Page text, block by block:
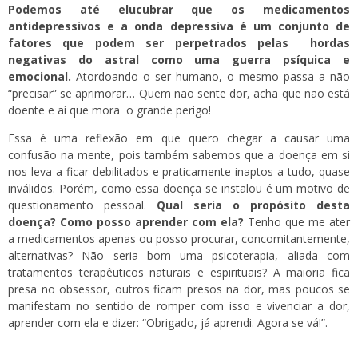
Podemos até elucubrar que os medicamentos
antidepressivos e a onda depressiva é um conjunto de
fatores que podem ser perpetrados pelas hordas
negativas do astral como uma guerra psíquica e
emocional. Atordoando o ser humano, o mesmo passa a não
“precisar” se aprimorar… Quem não sente dor, acha que não está
doente e aí que mora o grande perigo!
Essa é uma reflexão em que quero chegar a causar uma
confusão na mente, pois também sabemos que a doença em si
nos leva a ficar debilitados e praticamente inaptos a tudo, quase
inválidos. Porém, como essa doença se instalou é um motivo de
questionamento pessoal. Qual seria o propósito desta
doença? Como posso aprender com ela? Tenho que me ater
a medicamentos apenas ou posso procurar, concomitantemente,
alternativas? Não seria bom uma psicoterapia, aliada com
tratamentos terapêuticos naturais e espirituais? A maioria fica
presa no obsessor, outros ficam presos na dor, mas poucos se
manifestam no sentido de romper com isso e vivenciar a dor,
aprender com ela e dizer: “Obrigado, já aprendi. Agora se vá!”.